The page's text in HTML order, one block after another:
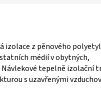
izolace z pěnového
médií v obytných,
tepelně izolační
s uzavřenými